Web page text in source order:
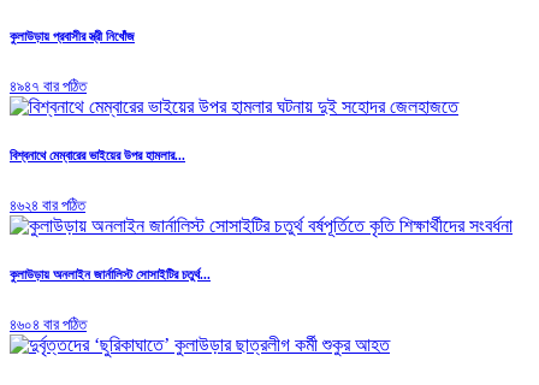
কুলাউড়ায় প্রবাসীর স্ত্রী নিখোঁজ
৪৯৪৭ বার পঠিত
বিশ্বনাথে মেম্বারের ভাইয়ের উপর হামলার...
৪৬২৪ বার পঠিত
কুলাউড়ায় অনলাইন জার্নালিস্ট সোসাইটির চতুর্থ...
৪৬০৪ বার পঠিত